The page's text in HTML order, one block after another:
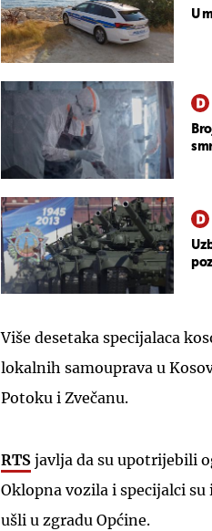
U
Više desetaka specijalaca
lokalnih samouprava u
Potoku i Zvečanu.
RTS javlja da su upotrijebili
Oklopna vozila i specijalci su
ušli u zgradu Općine.